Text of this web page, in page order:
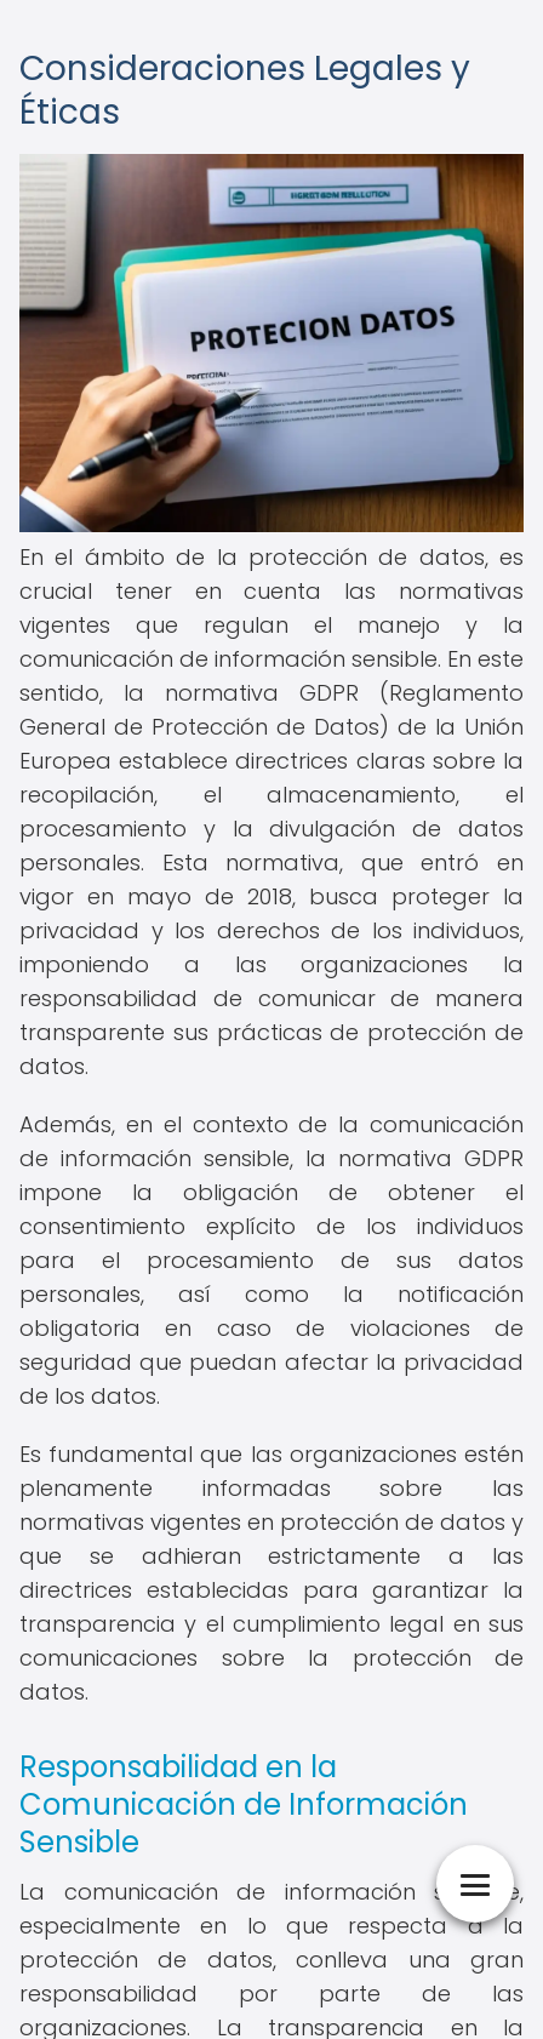
Consideraciones Legales y
Éticas
En el ámbito de la protección de datos, es
crucial tener en cuenta las normativas
vigentes que regulan el manejo y la
comunicación de información sensible. En este
sentido, la normativa GDPR (Reglamento
General de Protección de Datos) de la Unión
Europea establece directrices claras sobre la
recopilación, el almacenamiento, el
procesamiento y la divulgación de datos
personales. Esta normativa, que entró en
vigor en mayo de 2018, busca proteger la
privacidad y los derechos de los individuos,
imponiendo a las organizaciones la
responsabilidad de comunicar de manera
transparente sus prácticas de protección de
datos.
Además, en el contexto de la comunicación
de información sensible, la normativa GDPR
impone la obligación de obtener el
consentimiento explícito de los individuos
para el procesamiento de sus datos
personales, así como la notificación
obligatoria en caso de violaciones de
seguridad que puedan afectar la privacidad
de los datos.
Es fundamental que las organizaciones estén
plenamente informadas sobre las
normativas vigentes en protección de datos y
que se adhieran estrictamente a las
directrices establecidas para garantizar la
transparencia y el cumplimiento legal en sus
comunicaciones sobre la protección de
datos.
Responsabilidad en la
Comunicación de Información
Sensible
La comunicación de información sensible,
especialmente en lo que respecta a la
protección de datos, conlleva una gran
responsabilidad por parte de las
organizaciones. La transparencia en la